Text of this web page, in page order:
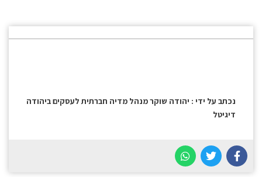
נכתב על ידי : יהודה שוקר מנהל מדיה חברתית לעסקים ביהודה
דיגיטל